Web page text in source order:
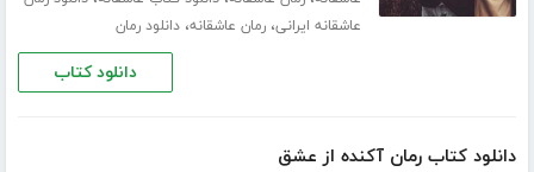
عاشقانه ایرانی،رمان عاشقانه،دانلود رمان
دانلود کتاب
دانلود کتاب رمان آکنده از عشق